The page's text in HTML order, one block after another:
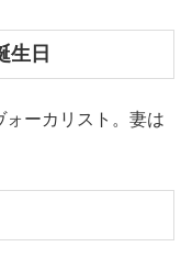
生日
ォーカリスト。妻は